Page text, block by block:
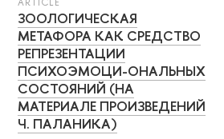
ЗООЛОГИЧЕСКАЯ
МЕТАФОРА КАК СРЕДСТВО
РЕПРЕЗЕНТАЦИИ
ПСИХОЭМОЦИ-ОНАЛЬНЫХ
СОСТОЯНИЙ (НА
МАТЕРИАЛЕ ПРОИЗВЕДЕНИЙ
Ч. ПАЛАНИКА)